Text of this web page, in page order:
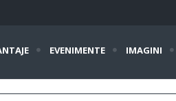
EVENIMENTE IMAGINI